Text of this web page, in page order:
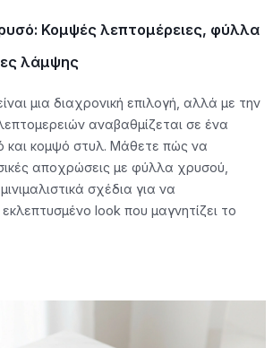
Κομψές λεπτομέρειες, φύλλα
λάμψης
μια διαχρονική επιλογή, αλλά με την
αναβαθμίζεται σε ένα
και κομψό στυλ. Μάθετε πώς να
αποχρώσεις με φύλλα χρυσού,
σχέδια για να
look που μαγνητίζει το